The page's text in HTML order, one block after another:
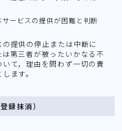
ービスの提供が困難と判断
提供の停止または中断に
第三者が被ったいかなる不
て，理由を問わず一切の責
ます。
録抹消）